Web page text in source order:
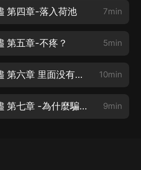
第四章-落入荷池 7min
第五章-不疼？ 5min
暮雲深處相思儘 第六章 里面没有人了嗎？ 10min
暮雲深處相思儘 第七章 -為什麼騙我？ 9min